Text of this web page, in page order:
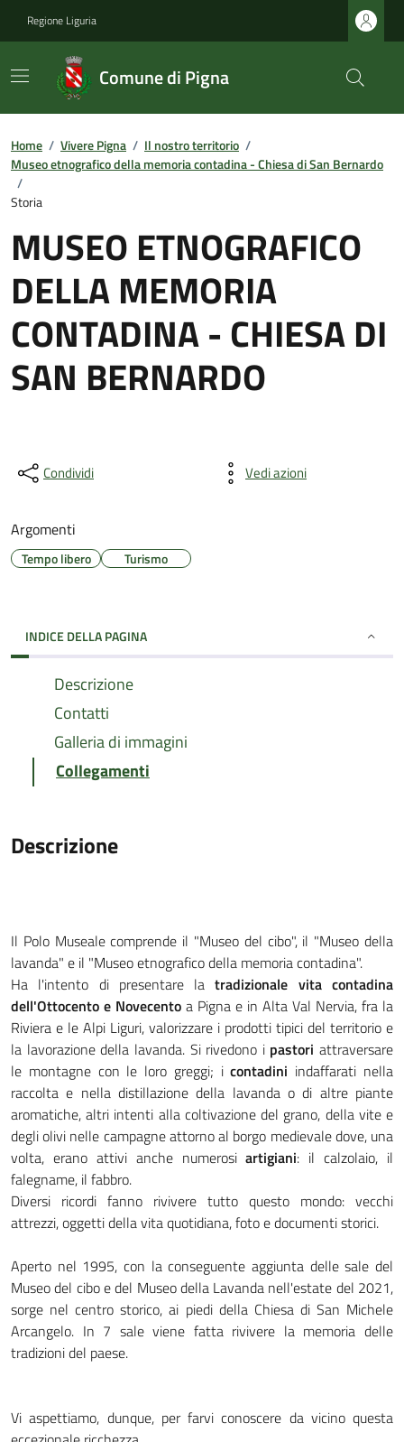
Regione Liguria
Comune di Pigna
Home / Vivere Pigna / Il nostro territorio /
Museo etnografico della memoria contadina - Chiesa di San Bernardo
/
Storia
MUSEO ETNOGRAFICO
DELLA MEMORIA
CONTADINA - CHIESA DI
SAN BERNARDO
Condividi Vedi azioni
Argomenti
Tempo libero Turismo
INDICE DELLA PAGINA
Descrizione
Contatti
Galleria di immagini
Collegamenti
Descrizione
Il Polo Museale comprende il "Museo del cibo", il "Museo della
lavanda" e il "Museo etnografico della memoria contadina".
Ha l'intento di presentare la tradizionale vita contadina
dell'Ottocento e Novecento a Pigna e in Alta Val Nervia, fra la
Riviera e le Alpi Liguri, valorizzare i prodotti tipici del territorio e
la lavorazione della lavanda. Si rivedono i pastori attraversare
le montagne con le loro greggi; icontadini indaffarati nella
raccolta e nella distillazione della lavanda o di altre piante
aromatiche, altri intenti alla coltivazione del grano, della vite e
degli olivi nelle campagne attorno al borgo medievale dove, una
volta, erano attivi anche numerosiartigiani: il calzolaio, il
falegname, il fabbro.
Diversi ricordi fanno rivivere tutto questo mondo: vecchi
attrezzi, oggetti della vita quotidiana, foto e documenti storici.
Aperto nel 1995, con la conseguente aggiunta delle sale del
Museo del cibo e del Museo della Lavanda nell'estate del 2021,
sorge nel centro storico, ai piedi della Chiesa di San Michele
Arcangelo. In 7 sale viene fatta rivivere la memoria delle
tradizioni del paese.
Vi aspettiamo, dunque, per farvi conoscere da vicino questa